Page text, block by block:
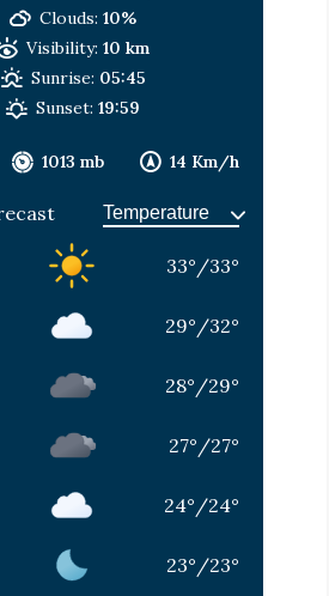
1013 mb 14 Km/h
Clouds: 10%
Visibility: 10 km
Sunrise: 05:45
Sunset: 19:59
33° /33°
29° /32°
28° /29°
27° /27°
24° /24°
23° /23°